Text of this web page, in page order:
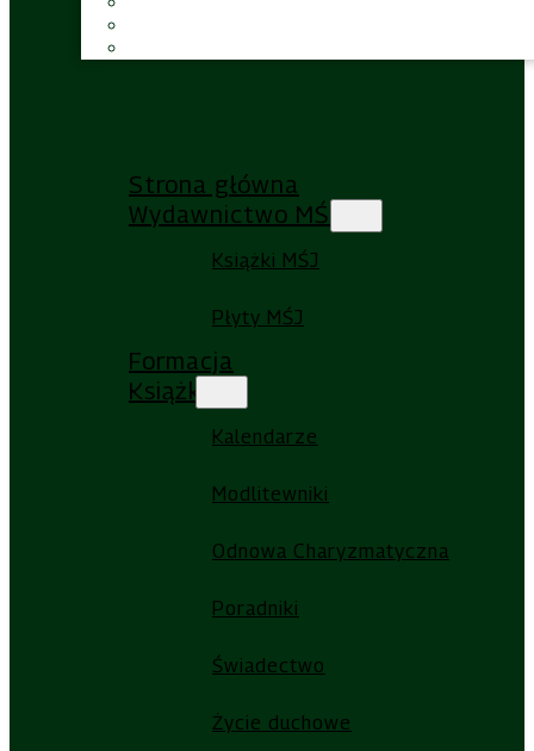
Strona główna
Wydawnictwo MŚJ
Książki MŚJ
Płyty MŚJ
Formacja
Książki
Kalendarze
Modlitewniki
Odnowa Charyzmatyczna
Poradniki
Świadectwo
Życie duchowe